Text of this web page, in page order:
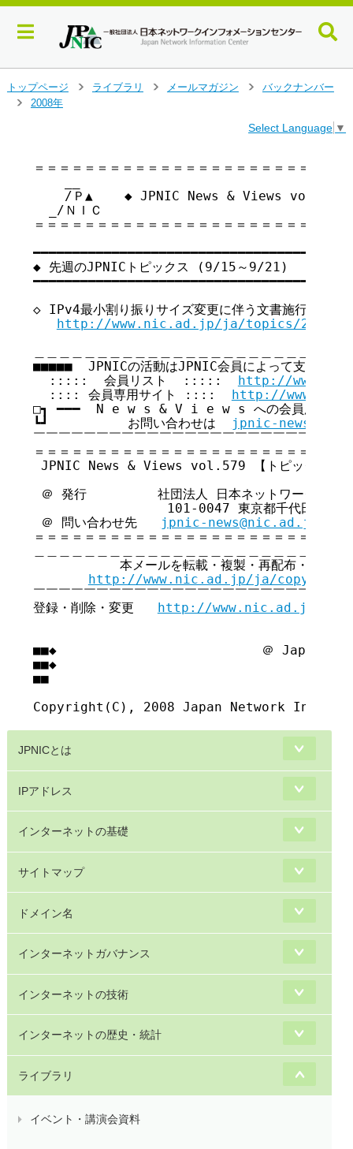
トップページ
ライブラリ
メールマガジン
バックナンバー
2008年
Select Language ▼
＝＝＝＝＝＝＝＝＝＝＝＝＝＝＝＝＝＝＝＝＝＝＝＝
/Ｐ▲    ◆ JPNIC News & Views vol.579【
  _/ＮＩＣ
＝＝＝＝＝＝＝＝＝＝＝＝＝＝＝＝＝＝＝＝＝＝＝＝
━━━━━━━━━━━━━━━━━━━━━━━━━━━━━━━━━━━
◆ 先週のJPNICトピックス (9/15～9/21)
━━━━━━━━━━━━━━━━━━━━━━━━━━━━━━━━━━━
◇ IPv4最小割り振りサイズ変更に伴う文書施行のお
http://www.nic.ad.jp/ja/topics/2008/
■■■■■  JPNICの活動はJPNIC会員によって支えら
  :::::  会員リスト  :::::
http://
  :::: 会員専用サイト ::::
http://
□┓ ━━━  N e w s & V i e w s への会員広告無料
┗┛          お問い合わせは
jpnic-
￣￣￣￣￣￣￣￣￣￣￣￣￣￣￣￣￣￣￣￣￣￣￣￣
＝＝＝＝＝＝＝＝＝＝＝＝＝＝＝＝＝＝＝＝＝＝＝＝
JPNIC News & Views vol.579 【トピックス号
＠ 発行         社団法人 日本ネットワークインフ
101-0047 東京都千代田区内神
＠ 問い合わせ先
jpnic-news@nic.ad.jp
＝＝＝＝＝＝＝＝＝＝＝＝＝＝＝＝＝＝＝＝＝＝＝＝
本メールを転載・複製・再配布・引用さ
http://www.nic.ad.jp/ja/
￣￣￣￣￣￣￣￣￣￣￣￣￣￣￣￣￣￣￣￣￣￣￣￣
登録・削除・変更 http://www.nic.ad.jp/ja/
■■◆                          ＠ Japan
■■◆
■■
JPNICとは
IPアドレス
インターネットの基礎
サイトマップ
ドメイン名
インターネットガバナンス
インターネットの技術
インターネットの歴史・統計
ライブラリ
イベント・講演会資料